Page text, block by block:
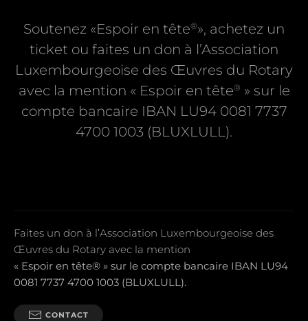
Soutenez «Espoir en tête®», achetez un
ticket ou faites un don à l’Association
Luxembourgeoise des Œuvres du Rotary
avec la mention « Espoir en tête® » sur le
compte bancaire IBAN LU94 0081 7737
4700 1003 (BLUXLULL).
Faites un don à l’Association Luxembourgeoise des
Œuvres du Rotary avec la mention
« Espoir en tête® » sur le compte bancaire IBAN LU94
0081 7737 4700 1003 (BLUXLULL).
CONTACT